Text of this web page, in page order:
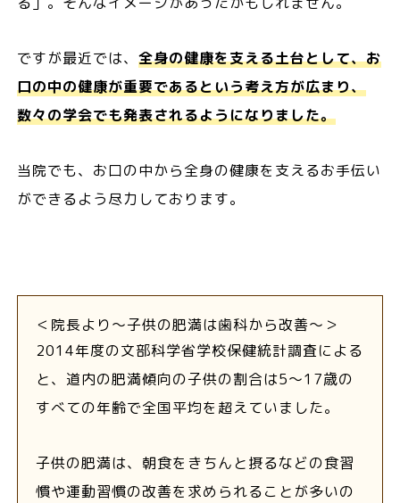
ですが最近では、 全身の健康を支える土台として、お
口の中の健康が重要であるという考え方が広まり、
数々の学会でも発表されるようになりました。
当院でも、お口の中から全身の健康を支えるお手伝い
ができるよう尽力しております。
＜院長より〜子供の肥満は歯科から改善〜＞
2014年度の文部科学省学校保健統計調査による
と、道内の肥満傾向の子供の割合は5～17歳の
すべての年齢で全国平均を超えていました。
子供の肥満は、朝食をきちんと摂るなどの食習
慣や運動習慣の改善を求められることが多いの